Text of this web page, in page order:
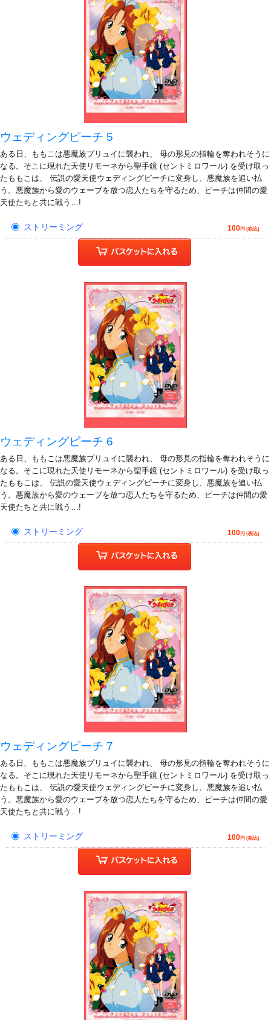
ウェディングピーチ 5
ある日、ももこは悪魔族プリュイに襲われ、 母の形見の指輪を奪われそうに
なる。そこに現れた天使リモーネから聖手鏡 (セントミロワール) を受け取っ
たももこは、 伝説の愛天使ウェディングピーチに変身し、悪魔族を追い払
う。悪魔族から愛のウェーブを放つ恋人たちを守るため、ピーチは仲間の愛
天使たちと共に戦う…!
ストリーミング 100円 (税込)
ウェディングピーチ 6
ある日、ももこは悪魔族プリュイに襲われ、 母の形見の指輪を奪われそうに
なる。そこに現れた天使リモーネから聖手鏡 (セントミロワール) を受け取っ
たももこは、 伝説の愛天使ウェディングピーチに変身し、悪魔族を追い払
う。悪魔族から愛のウェーブを放つ恋人たちを守るため、ピーチは仲間の愛
天使たちと共に戦う…!
ストリーミング 100円 (税込)
ウェディングピーチ 7
ある日、ももこは悪魔族プリュイに襲われ、 母の形見の指輪を奪われそうに
なる。そこに現れた天使リモーネから聖手鏡 (セントミロワール) を受け取っ
たももこは、 伝説の愛天使ウェディングピーチに変身し、悪魔族を追い払
う。悪魔族から愛のウェーブを放つ恋人たちを守るため、ピーチは仲間の愛
天使たちと共に戦う…!
ストリーミング 100円 (税込)